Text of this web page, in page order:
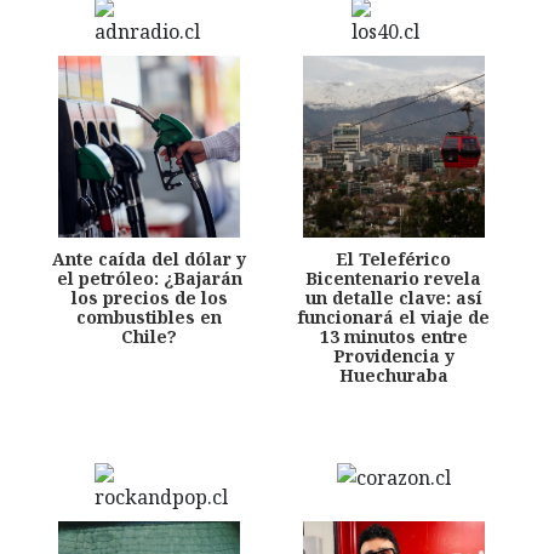
Ante caída del dólar y
el petróleo: ¿Bajarán
los precios de los
combustibles en
Chile?
El Teleférico
Bicentenario revela
un detalle clave: así
funcionará el viaje de
13 minutos entre
Providencia y
Huechuraba